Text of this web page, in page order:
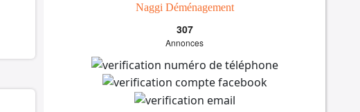
Naggi Déménagement
307
Annonces